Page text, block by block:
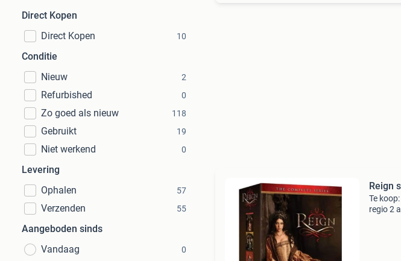
Direct Kopen
Direct Kopen
10
Conditie
Nieuw
2
Refurbished 0
Zo goed als nieuw 118
Gebruikt 19
Niet werkend 0
Levering
Ophalen
57
Verzenden 55
Aangeboden sinds
Vandaag
0
Reign
Te
regio 2